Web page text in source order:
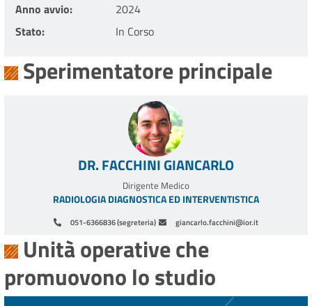
Anno avvio
2024
Stato
In Corso
Sperimentatore principale
051-6366836 (segreteria) giancarlo.facchini@ior.it
DR. FACCHINI GIANCARLO
Dirigente Medico
RADIOLOGIA DIAGNOSTICA ED INTERVENTISTICA
Unità operative che
promuovono lo studio